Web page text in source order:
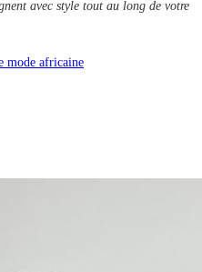
avec style tout au long de votre
mode africaine